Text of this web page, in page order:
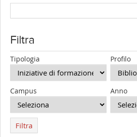
Filtra
Tipologia Profilo
Campus Anno
Filtra